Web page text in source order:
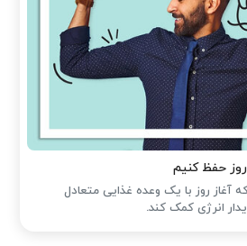
روز حفظ کنیم
آغاز روز با یک وعده غذایی متعادل
انرژی کمک کند.